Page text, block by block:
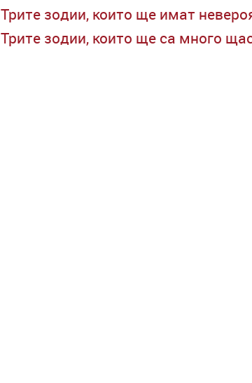
Трите зодии, които ще имат
Трите зодии, които ще са много